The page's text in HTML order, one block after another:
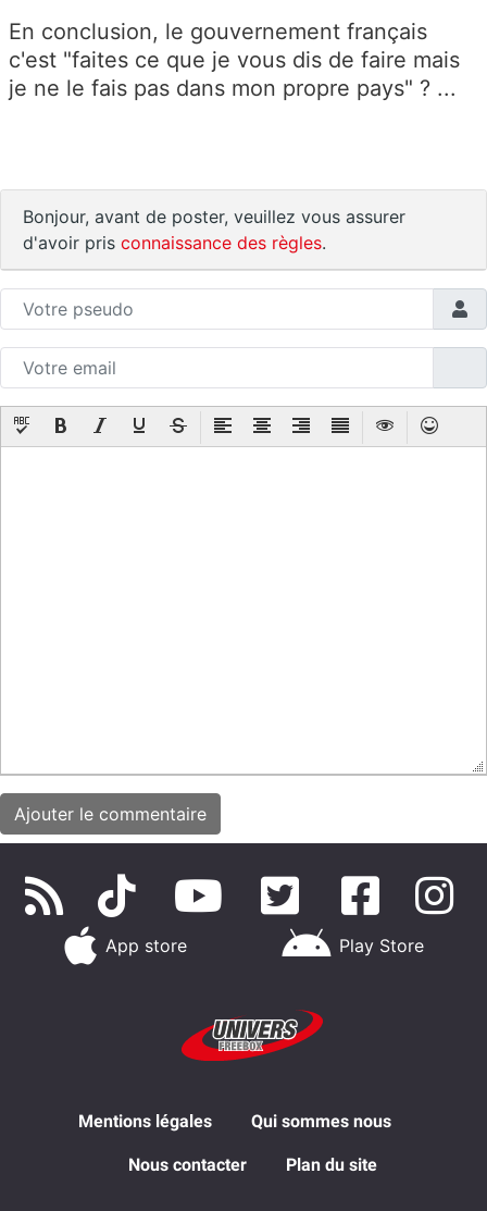
En conclusion, le gouvernement français
c'est "faites ce que je vous dis de faire mais
je ne le fais pas dans mon propre pays" ? ...
Bonjour, avant de poster, veuillez vous assurer
d'avoir pris connaissance des règles.
App store Play Store
Mentions légales Qui sommes nous
Nous contacter Plan du site